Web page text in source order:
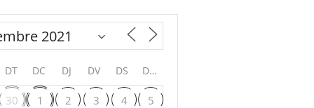
DT DC DJ DV DS DG
30 1 2 3 4
5